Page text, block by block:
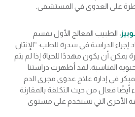
على العدوى في المستشفى.
، الطبيب المعالج الأول بقسم
إجراء الدراسة في سدرة للطب: “الإنتان
يمكن أن يكون مهددًا للحياة إذا لم يتم
المناسبة. لقد أظهرت دراستنا
في إدارة علاج عدوى مجرى الدم
أيضًا فعال من حيث التكلفة بالمقارنة
الأخرى التي تستخدم على مستوى